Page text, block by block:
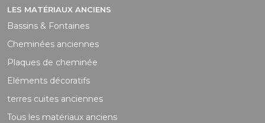
LES MATÉRIAUX ANCIENS
Bassins & Fontaines
Cheminées anciennes
Plaques de cheminée
Eléments décoratifs
terres cuites anciennes
Tous les matériaux anciens